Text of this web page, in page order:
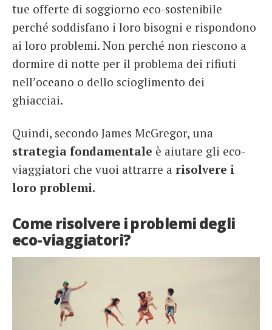
tue offerte di soggiorno eco-sostenibile
perché soddisfano i loro bisogni e rispondono
ai loro problemi. Non perché non riescono a
dormire di notte per il problema dei rifiuti
nell’oceano o dello scioglimento dei
ghiacciai.
Quindi, secondo James McGregor, una
strategia fondamentale è aiutare gli eco-
viaggiatori che vuoi attrarre a risolvere i
loro problemi.
Come risolvere i problemi degli
eco-viaggiatori?